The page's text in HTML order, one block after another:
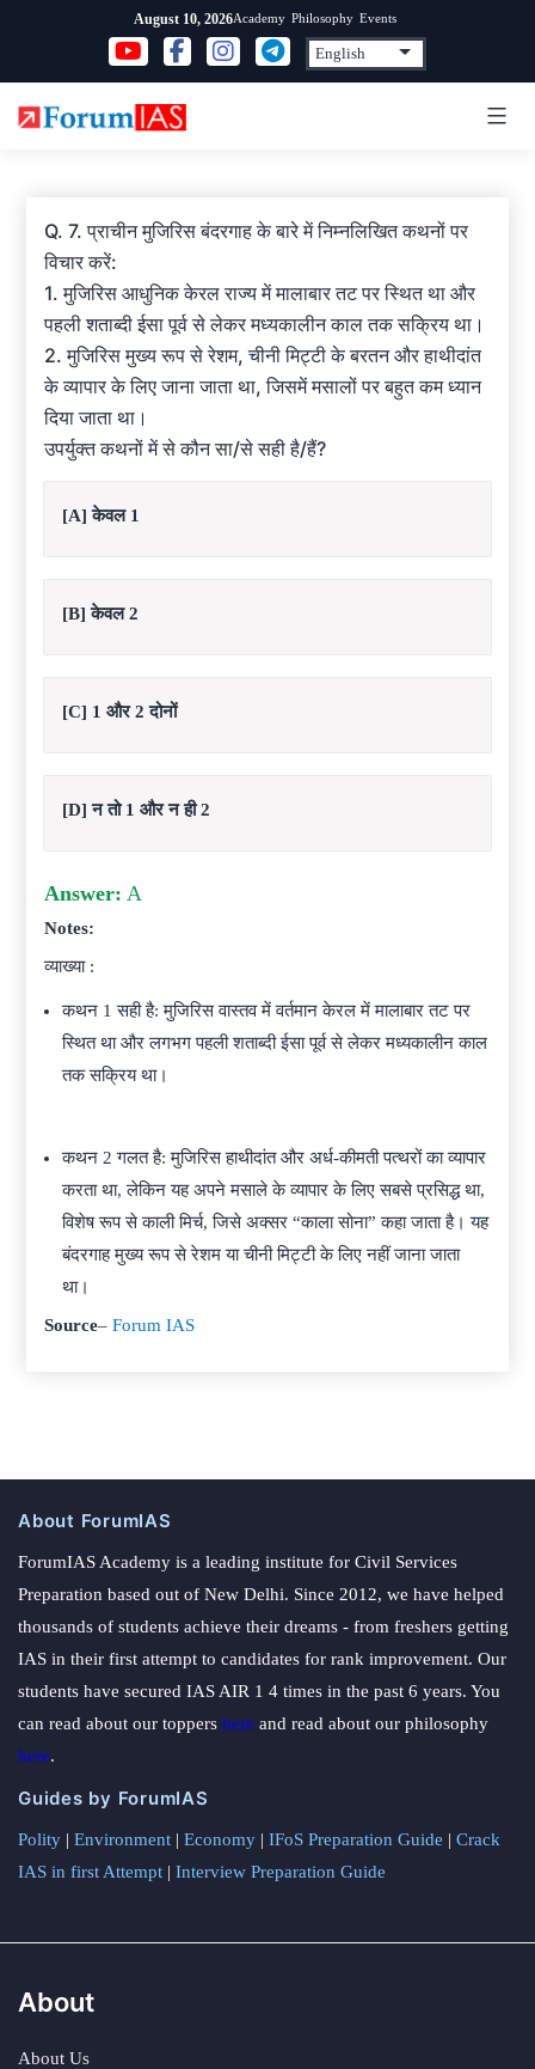
content
August 10, 2026Academy Philosophy Events
Q. 7. प्राचीन मुजिरिस बंदरगाह के बारे में निम्नलिखित कथनों पर
विचार करें:
1. मुजिरिस आधुनिक केरल राज्य में मालाबार तट पर स्थित था और
पहली शताब्दी ईसा पूर्व से लेकर मध्यकालीन काल तक सक्रिय था।
2. मुजिरिस मुख्य रूप से रेशम, चीनी मिट्टी के बरतन और हाथीदांत
के व्यापार के लिए जाना जाता था, जिसमें मसालों पर बहुत कम ध्यान
दिया जाता था।
उपर्युक्त कथनों में से कौन सा/से सही है/हैं?
[A] केवल 1
[B] केवल 2
[C] 1 और 2 दोनों
[D] न तो 1 और न ही 2
Answer: A
Notes:
व्याख्या :
कथन 1 सही है: मुजिरिस वास्तव में वर्तमान केरल में मालाबार तट पर
स्थित था और लगभग पहली शताब्दी ईसा पूर्व से लेकर मध्यकालीन काल
तक सक्रिय था।
कथन 2 गलत है: मुजिरिस हाथीदांत और अर्ध-कीमती पत्थरों का व्यापार
करता था, लेकिन यह अपने मसाले के व्यापार के लिए सबसे प्रसिद्ध था,
विशेष रूप से काली मिर्च, जिसे अक्सर “काला सोना” कहा जाता है। यह
बंदरगाह मुख्य रूप से रेशम या चीनी मिट्टी के लिए नहीं जाना जाता
था।
Source–Forum IAS
About ForumIAS
ForumIAS Academy is a leading institute for Civil Services
Preparation based out of New Delhi. Since 2012, we have helped
thousands of students achieve their dreams - from freshers getting
IAS in their first attempt to candidates for rank improvement. Our
students have secured IAS AIR 1 4 times in the past 6 years. You
can read about our toppers here and read about our philosophy
here.
Guides by ForumIAS
Polity | Environment | Economy | IFoS Preparation Guide | Crack
IAS in first Attempt | Interview Preparation Guide
About
About Us